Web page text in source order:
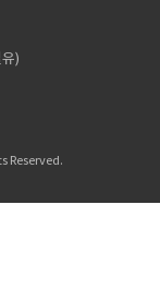
)
Reserved.